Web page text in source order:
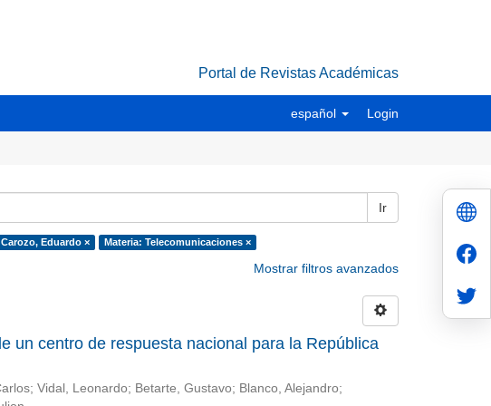
Portal de Revistas Académicas
español Login
Ir
Eduardo × Materia: Telecomunicaciones ×
Mostrar filtros avanzados
un centro de respuesta nacional para la República
Vidal, Leonardo; Betarte, Gustavo; Blanco, Alejandro;